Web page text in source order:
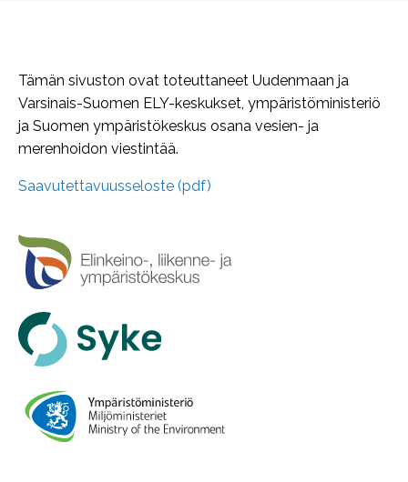
Tämän sivuston ovat toteuttaneet Uudenmaan ja
Varsinais-Suomen ELY-keskukset, ympäristöministeriö
ja Suomen ympäristökeskus osana vesien- ja
merenhoidon viestintää.
Saavutettavuusseloste (pdf)